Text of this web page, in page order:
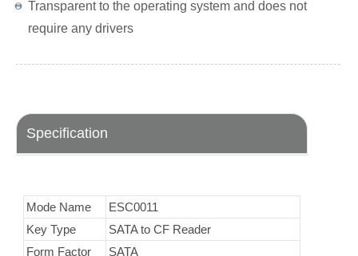
Transparent to the operating system and does not
require any drivers
Specification
Mode Name
ESC0011
Key Type
SATA to CF Reader
Form Factor
SATA